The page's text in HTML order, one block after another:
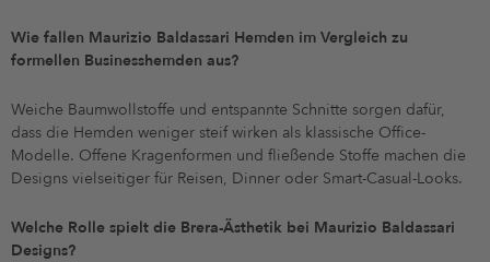
Wie fallen Maurizio Baldassari Hemden im Vergleich zu
formellen Businesshemden aus?
Weiche Baumwollstoffe und entspannte Schnitte sorgen dafür,
dass die Hemden weniger steif wirken als klassische Office-
Modelle. Offene Kragenformen und fließende Stoffe machen die
Designs vielseitiger für Reisen, Dinner oder Smart-Casual-Looks.
Welche Rolle spielt die Brera-Ästhetik bei Maurizio Baldassari
Designs?